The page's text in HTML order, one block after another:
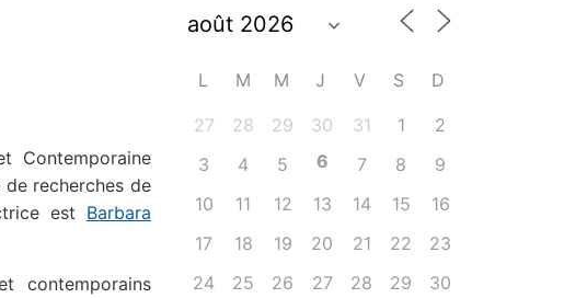
Contemporaine
de recherches de
est Barbara
contemporains
L M M J V S D
27 28 29 30 31 1
2
3
4 5 6 7 8
9
10
11 12 13 14 15
16
17
18 19 20 21 22
23
24
25 26 27 28 29
30